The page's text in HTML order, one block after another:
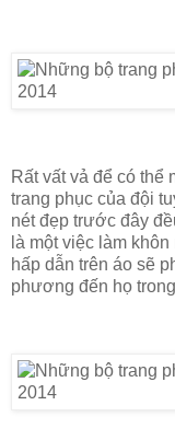
Rất vất vả để có thể
trang phục của đội
nét đẹp trước đây
là một việc làm
hấp dẫn trên áo sẽ
phương đến họ